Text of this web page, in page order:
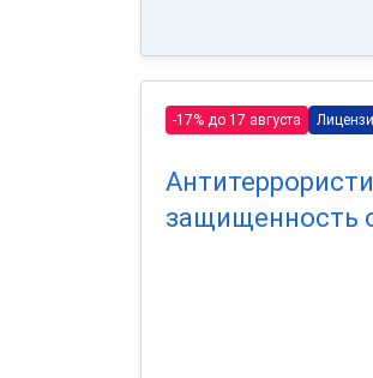
-17% до 17 августа
защищенность